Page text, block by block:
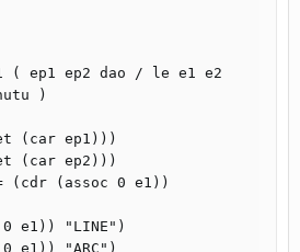
( ep1 ep2 dao / le e1 e2
)
(car ep1)))
(car ep2)))
(assoc 0 e1))
e1)) "LINE")
e1)) "ARC")